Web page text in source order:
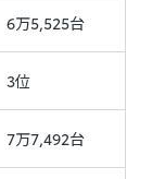
6万5,525台
3位
7万7,492台